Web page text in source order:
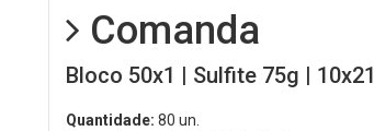
Comanda
Bloco 50x1 | Sulfite 75g |
Quantidade: 80 un.